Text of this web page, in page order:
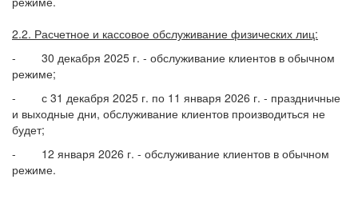
2.2. Расчетное и кассовое обслуживание физических лиц:
- 30 декабря 2025 г. - обслуживание клиентов в обычном
режиме;
- с 31 декабря 2025 г. по 11 января 2026 г. - праздничные
и выходные дни, обслуживание клиентов производиться не
будет;
- 12 января 2026 г. - обслуживание клиентов в обычном
режиме.